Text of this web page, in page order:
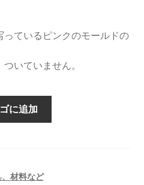
っているピンクのモールドの
いていません。
に追加
材料など